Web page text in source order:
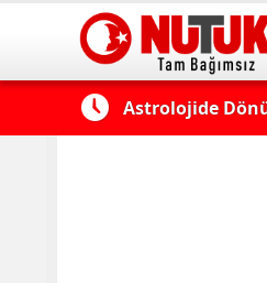
Astrolojide